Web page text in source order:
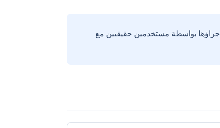
بواسطة مستخدمين حقيقيين مع